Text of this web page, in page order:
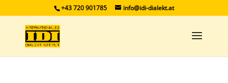
+43 720 901785 info@idi-dialekt.at